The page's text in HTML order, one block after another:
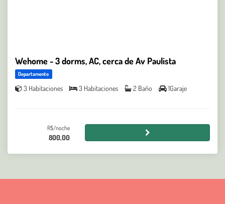
Wehome - 3 dorms, AC, cerca de Av Paulista
Departamento
3 Habitaciones 3 Habitaciones 2 Baño 1Garaje
R$/noche
800,00